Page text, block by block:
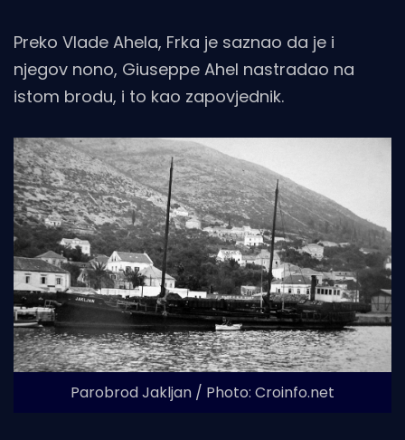
Preko Vlade Ahela, Frka je saznao da je i
njegov nono, Giuseppe Ahel nastradao na
istom brodu, i to kao zapovjednik.
Parobrod Jakljan / Photo: Croinfo.net